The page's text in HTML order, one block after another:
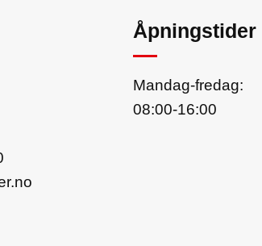
Åpningstider
Mandag-fredag:
08:00-16:00